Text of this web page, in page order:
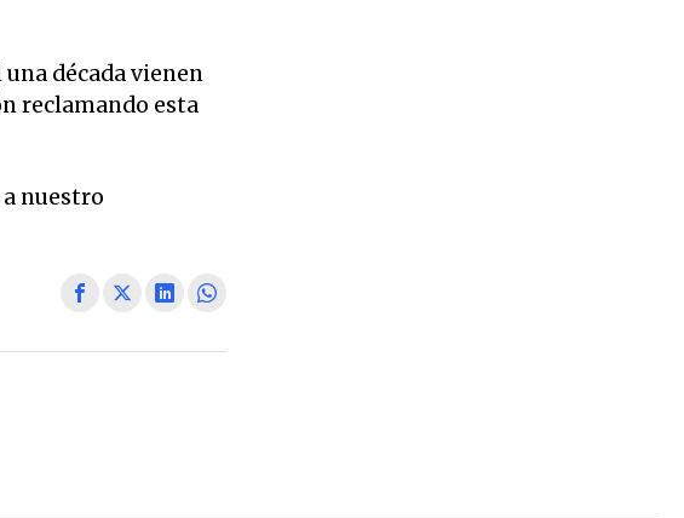
una década vienen
reclamando esta
nuestro